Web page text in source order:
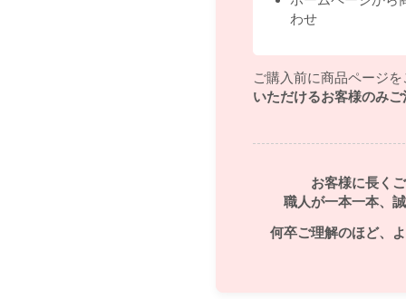
わせ
ご購入前に商品ページ
いただけるお客様のみ
お客様に長く
職人が一本一本、
何卒ご理解のほど、